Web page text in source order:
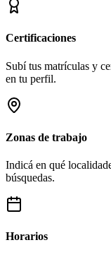
Certificaciones
Subí tus matrículas y
en tu perfil.
Zonas de trabajo
Indicá en qué
búsquedas.
Horarios